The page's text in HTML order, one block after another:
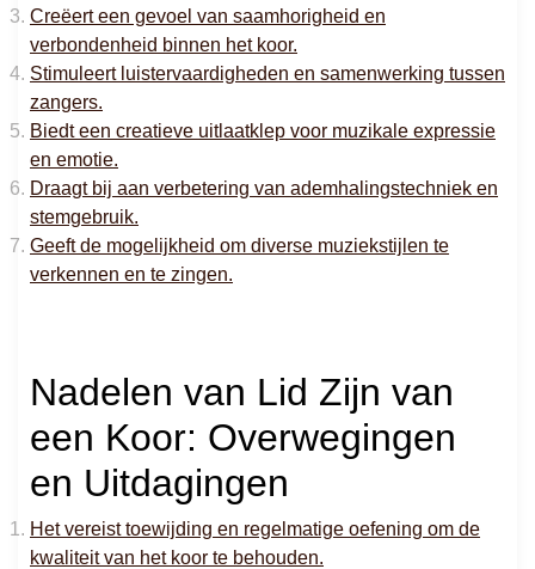
Creëert een gevoel van saamhorigheid en
verbondenheid binnen het koor.
Stimuleert luistervaardigheden en samenwerking tussen
zangers.
Biedt een creatieve uitlaatklep voor muzikale expressie
en emotie.
Draagt bij aan verbetering van ademhalingstechniek en
stemgebruik.
Geeft de mogelijkheid om diverse muziekstijlen te
verkennen en te zingen.
Nadelen van Lid Zijn van
een Koor: Overwegingen
en Uitdagingen
Het vereist toewijding en regelmatige oefening om de
kwaliteit van het koor te behouden.